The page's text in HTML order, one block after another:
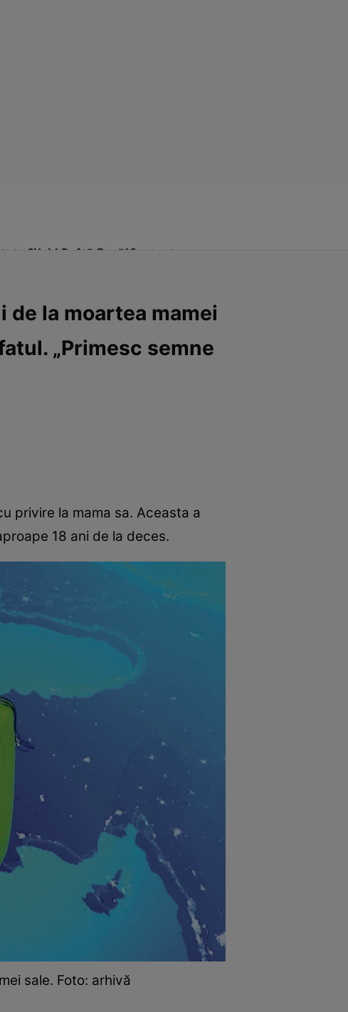
Click! Poftă Bună!Contact
de la moartea mamei
„Primesc semne
privire la mama sa. Aceasta a
18 ani de la deces.
sale. Foto: arhivă